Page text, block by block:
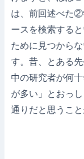
は、前回述べた
ースを検索する
ために見つから
す。昔、とある
中の研究者が何
が多い」とおっ
通りだと思うこと